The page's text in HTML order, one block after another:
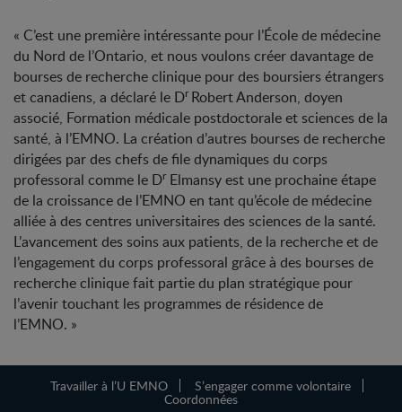
« C’est une première intéressante pour l’École de médecine
du Nord de l’Ontario, et nous voulons créer davantage de
bourses de recherche clinique pour des boursiers étrangers
et canadiens, a déclaré le DrRobert Anderson, doyen
associé, Formation médicale postdoctorale et sciences de la
santé, à l’EMNO. La création d’autres bourses de recherche
dirigées par des chefs de file dynamiques du corps
professoral comme le DrElmansy est une prochaine étape
de la croissance de l’EMNO en tant qu’école de médecine
alliée à des centres universitaires des sciences de la santé.
L’avancement des soins aux patients, de la recherche et de
l’engagement du corps professoral grâce à des bourses de
recherche clinique fait partie du plan stratégique pour
l’avenir touchant les programmes de résidence de
l’EMNO. »
Travailler à l’U EMNO S’engager comme volontaire
Coordonnées